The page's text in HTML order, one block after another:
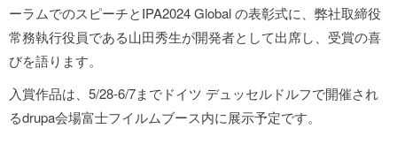
ーラムでのスピーチとIPA2024 Global の表彰式に、弊社取締役
常務執行役員である山田秀生が開発者として出席し、受賞の喜
びを語ります。
入賞作品は、5/28-6/7までドイツ デュッセルドルフで開催され
るdrupa会場富士フイルムブース内に展示予定です。